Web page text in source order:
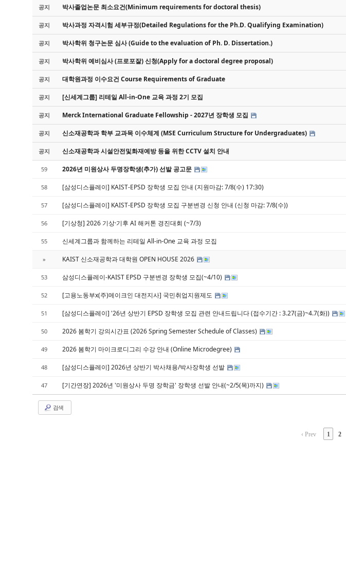
공지 박사졸업논문 최소요건(Minimum requirements for doctoral thesis)
공지 박사과정 자격시험 세부규정(Detailed Regulations for the Ph.D. Qualifying Examination)
공지 박사학위 청구논문 심사 (Guide to the evaluation of Ph. D. Dissertation.)
공지 박사학위 예비심사 (프로포잘) 신청(Apply for a doctoral degree proposal)
공지 대학원과정 이수요건 Course Requirements of Graduate
공지 [신세계그룹] 리테일 All-in-One 교육 과정 2기 모집
공지 Merck International Graduate Fellowship - 2027년 장학생 모집
공지 신소재공학과 학부 교과목 이수체계 (MSE Curriculum Structure for Undergraduates)
공지 신소재공학과 시설안전및화재예방 등을 위한 CCTV 설치 안내
59 2026년 미원상사 두명장학생(추가) 선발 공고문
58 [삼성디스플레이] KAIST-EPSD 장학생 모집 안내 (지원마감: 7/8(수) 17:30)
57 [삼성디스플레이] KAIST-EPSD 장학생 모집 구분변경 신청 안내 (신청 마감: 7/8(수))
56 [기상청] 2026 기상·기후 AI 해커톤 경진대회 (~7/3)
55 신세계그룹과 함께하는 리테일 All-in-One 교육 과정 모집
» KAIST 신소재공학과 대학원 OPEN HOUSE 2026
53 삼성디스플레이-KAIST EPSD 구분변경 장학생 모집(~4/10)
52 [고용노동부x(주)메이크인 대전지사] 국민취업지원제도
51 [삼성디스플레이] '26년 상반기 EPSD 장학생 모집 관련 안내드립니다 (접수기간 : 3.27(금)~4.7(화))
50 2026 봄학기 강의시간표 (2026 Spring Semester Schedule of Classes)
49 2026 봄학기 마이크로디그리 수강 안내 (Online Microdegree)
48 [삼성디스플레이] 2026년 상반기 박사채용/박사장학생 선발
47 [기간연장] 2026년 '미원상사 두명 장학금' 장학생 선발 안내(~2/5(목)까지)
검색
‹ Prev 1 2